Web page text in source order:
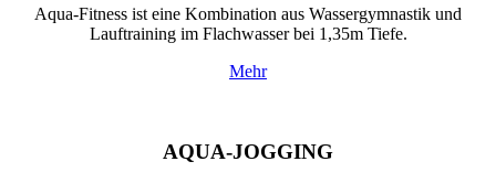
Aqua-Fitness ist eine Kombination aus Wassergymnastik und
Lauftraining im Flachwasser bei 1,35m Tiefe.
Mehr
AQUA-JOGGING